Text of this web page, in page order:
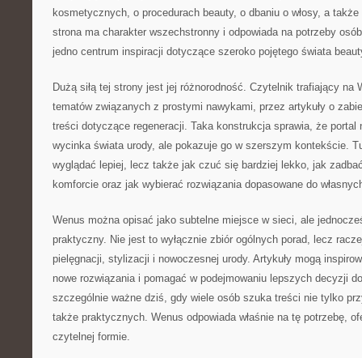
kosmetycznych, o procedurach beauty, o dbaniu o włosy, a
strona ma charakter wszechstronny i odpowiada na potrzeby
jedno centrum inspiracji dotyczące szeroko pojętego świata
Dużą siłą tej strony jest jej różnorodność. Czytelnik trafiający na
tematów związanych z prostymi nawykami, przez artykuły o
treści dotyczące regeneracji. Taka konstrukcja sprawia, że portal
wycinka świata urody, ale pokazuje go w szerszym kontekście.
wyglądać lepiej, lecz także jak czuć się bardziej lekko, jak
komforcie oraz jak wybierać rozwiązania dopasowane do
Wenus można opisać jako subtelne miejsce w sieci, ale
praktyczny. Nie jest to wyłącznie zbiór ogólnych porad, lecz
pielęgnacji, stylizacji i nowoczesnej urody. Artykuły mogą
nowe rozwiązania i pomagać w podejmowaniu lepszych decyzji
szczególnie ważne dziś, gdy wiele osób szuka treści nie tylko
także praktycznych. Wenus odpowiada właśnie na tę potrzebę,
czytelnej formie.